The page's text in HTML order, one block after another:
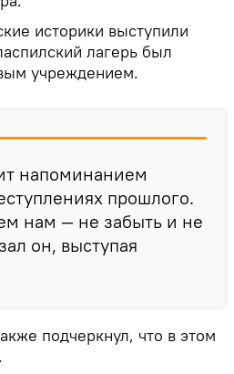
историки выступили
лагерь был
учреждением.
напоминанием
прошлого.
нам — не забыть и не
он, выступая
подчеркнул, что в этом